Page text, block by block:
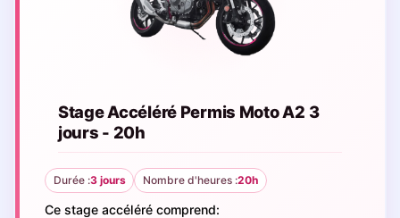
Stage Accéléré Permis Moto A2 3
jours - 20h
Durée :3 jours Nombre d'heures :20h
Ce stage accéléré comprend: